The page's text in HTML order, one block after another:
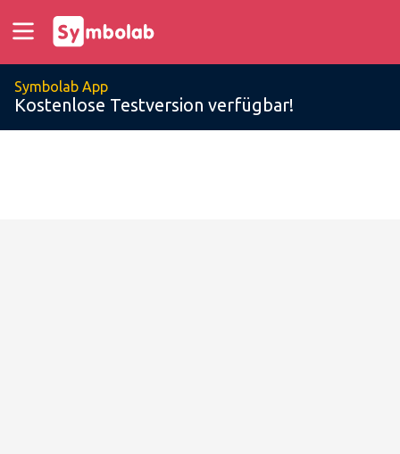
Symbolab App
Kostenlose Testversion verfügbar!